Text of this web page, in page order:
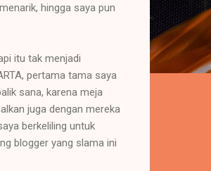
hingga saya pun
itu tak menjadi
pertama tama saya
sana, karena meja
juga dengan mereka
berkeliling untuk
blogger yang slama ini